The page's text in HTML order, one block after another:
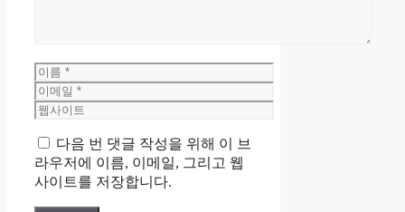
이
름
이
메
웹
이
트
다음 번 댓글 작성을 위해 이 브
라우저에 이름, 이메일, 그리고 웹
사이트를 저장합니다.